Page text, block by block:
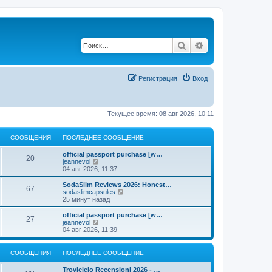
Поиск
Вход
Регистрация
Текущее время: 08 авг 2026, 10:11
СООБЩЕНИЯ ПОСЛЕДНЕЕ СООБЩЕНИЕ
20
official passport purchase [w…
jeannevol
е
р
е
й
т
п
о
с
л
д
н
е
04 авг 2026, 11:37
67
SodaSlim Reviews 2026: Honest…
sodaslimcapsules
р
е
к
п
о
с
25 минут назад
27
official passport purchase [w…
jeannevol
е
р
е
й
04 авг 2026, 11:39
СООБЩЕНИЯ ПОСЛЕДНЕЕ СООБЩЕНИЕ
Trovicielo Recensioni 2026 - …